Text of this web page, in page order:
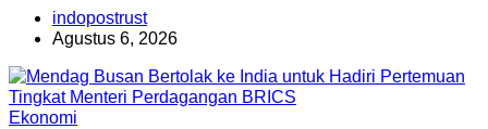
indopostrust
Agustus 6, 2026
Ekonomi